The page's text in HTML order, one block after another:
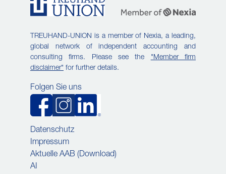
TREUHAND-UNION is a member of Nexia, a leading,
global network of independent accounting and
consulting firms. Please see the "Member firm
disclaimer" for further details.
Datenschutz
Impressum
Aktuelle AAB (Download)
AI
Folgen Sie uns